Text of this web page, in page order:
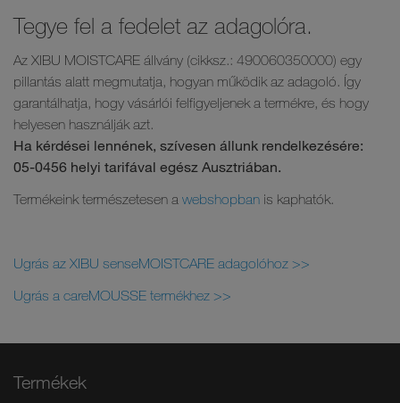
Tegye fel a fedelet az adagolóra.
Az XIBU MOISTCARE állvány (cikksz.: 490060350000) egy
pillantás alatt megmutatja, hogyan működik az adagoló. Így
garantálhatja, hogy vásárlói felfigyeljenek a termékre, és hogy
helyesen használják azt.
Ha kérdései lennének, szívesen állunk rendelkezésére:
05-0456 helyi tarifával egész Ausztriában.
Termékeink természetesen a webshopban is kaphatók.
Ugrás az XIBU senseMOISTCARE adagolóhoz >>
Ugrás a careMOUSSE termékhez >>
Termékek